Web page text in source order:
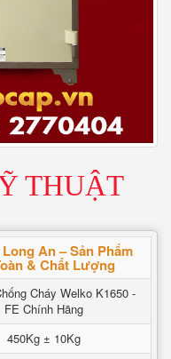
THUẬT
An – Sản Phẩm
& Chất Lượng
Cháy Welko K1650 -
FE Chính Hãng
450Kg ± 10Kg